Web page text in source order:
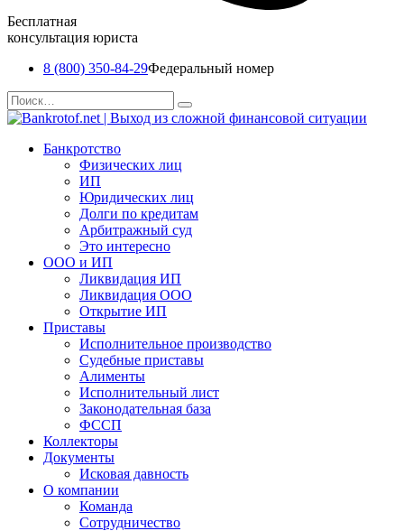
Бесплатная
консультация юриста
8 (800) 350-84-29Федеральный номер
Перейти
к
Search
for:
Банкротство
Физических лиц
ИП
Юридических лиц
Долги по кредитам
Арбитражный суд
Это интересно
ООО и ИП
Ликвидация ИП
Ликвидация ООО
Открытие ИП
Приставы
Исполнительное производство
Судебные приставы
Алименты
Исполнительный лист
Законодательная база
ФССП
Коллекторы
Документы
Исковая давность
О компании
Команда
Сотрудничество